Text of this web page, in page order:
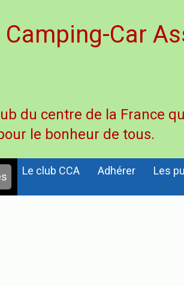
Camping-Car
du centre de la France
le bonheur de tous.
Le club CCA Adhérer Les